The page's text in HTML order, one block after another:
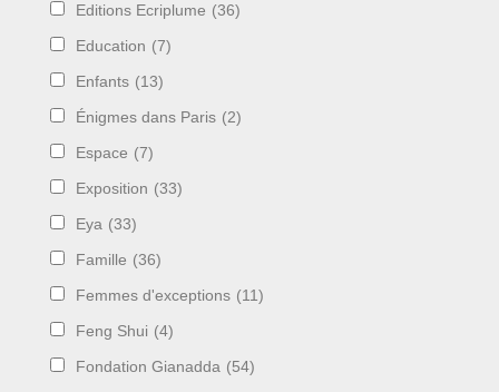
Editions Ecriplume (36)
Education (7)
Enfants (13)
Énigmes dans Paris (2)
Espace (7)
Exposition (33)
Eya (33)
Famille (36)
Femmes d'exceptions (11)
Feng Shui (4)
Fondation Gianadda (54)